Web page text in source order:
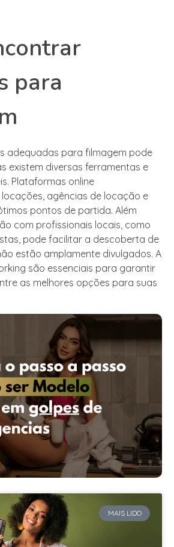
para
adequadas para filmagem pode
existem diversas ferramentas e
Plataformas online
agências de locação e
pontos de partida. Além
com profissionais locais, como
pode facilitar a descoberta de
estão amplamente divulgados. A
são essenciais para garantir
as melhores opções para suas
MAIS LIDO